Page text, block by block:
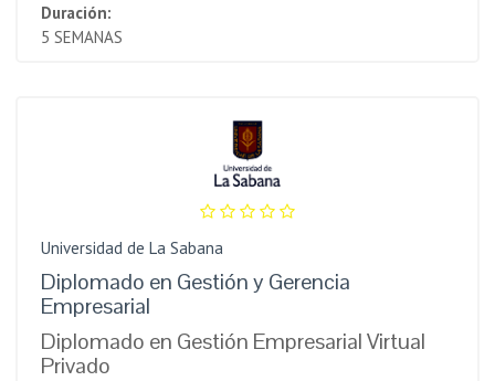
Duración:
5 SEMANAS
Universidad de La Sabana
Diplomado en Gestión y Gerencia
Empresarial
Diplomado en Gestión Empresarial Virtual
Privado